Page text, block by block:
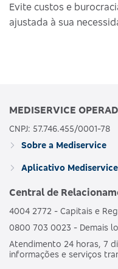
Evite custos e
ajustada à sua
MEDISERVICE
CNPJ: 57.746.455/0001-78
Sobre a Mediservice
Aplicativo Mediservice
Central de
4004 2772 - Capitais e
0800 703 0023 - Demais
Atendimento 24 horas, 7
informações e serviços